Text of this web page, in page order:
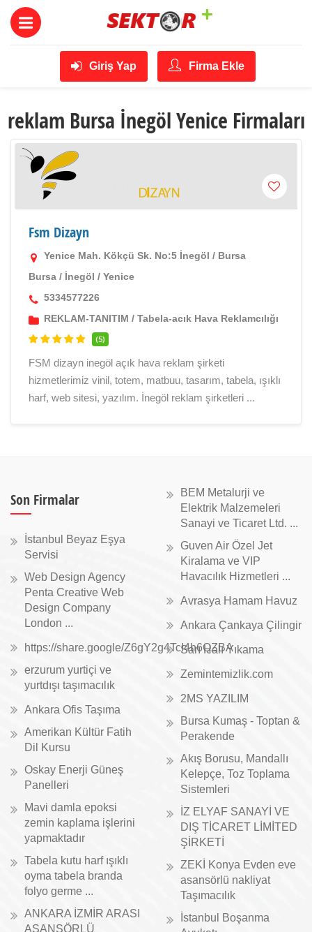
Giriş Yap Firma Ekle
reklam Bursa İnegöl Yenice Firmaları
Fsm Dizayn
Yenice Mah. Kökçü Sk. No:5 İnegöl / Bursa
Bursa / İnegöl / Yenice
5334577226
REKLAM-TANITIM / Tabela-acık Hava Reklamcılığı
(5)
FSM dizayn inegöl açık hava reklam şirketi
hizmetlerimiz vinil, totem, matbuu, tasarım, tabela, ışıklı
harf, web sitesi, yazılım. İnegöl reklam şirketleri ...
Son Firmalar
İstanbul Beyaz Eşya
Servisi
Web Design Agency
Penta Creative Web
Design Company
London ...
https://share.google/Z6gY2g4TcI4h6QZBA
erzurum yurtiçi ve
yurtdışı taşımacılık
Ankara Ofis Taşıma
Amerikan Kültür Fatih
Dil Kursu
Oskay Enerji Güneş
Panelleri
Mavi damla epoksi
zemin kaplama işlerini
yapmaktadır
Tabela kutu harf ışıklı
oyma tabela branda
folyo germe ...
ANKARA İZMİR ARASI
ASANSÖRLÜ
BEM Metalurji ve
Elektrik Malzemeleri
Sanayi ve Ticaret Ltd. ...
Guven Air Özel Jet
Kiralama ve VIP
Havacılık Hizmetleri ...
Avrasya Hamam Havuz
Ankara Çankaya Çilingir
Sarı Halı Yıkama
Zemintemizlik.com
2MS YAZILIM
Bursa Kumaş - Toptan &
Perakende
Akış Borusu, Mandallı
Kelepçe, Toz Toplama
Sistemleri
İZ ELYAF SANAYİ VE
DIŞ TİCARET LİMİTED
ŞİRKETİ
ZEKİ Konya Evden eve
asansörlü nakliyat
Taşımacılık
İstanbul Boşanma